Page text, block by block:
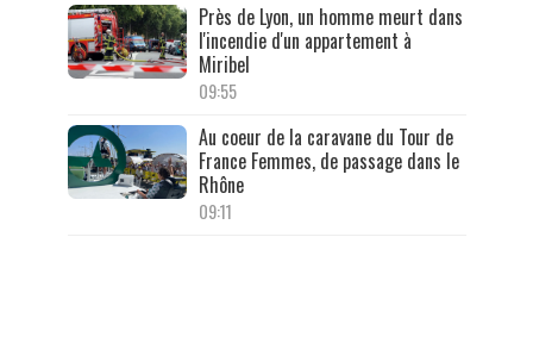
Près de Lyon, un homme meurt dans
l'incendie d'un appartement à
Miribel
09:55
Au coeur de la caravane du Tour de
France Femmes, de passage dans le
Rhône
09:11